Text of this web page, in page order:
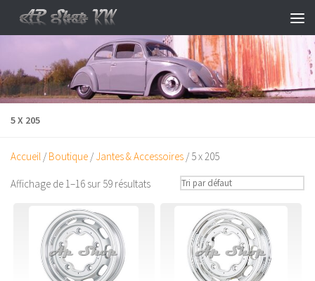
Skip to content
5 X 205
Accueil / Boutique / Jantes & Accessoires / 5 x 205
Affichage de 1–16 sur 59 résultats